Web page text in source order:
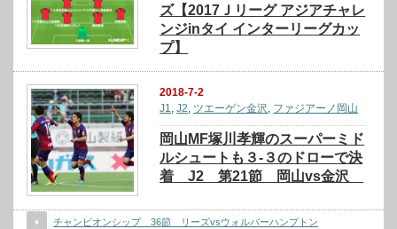
ズ【2017Ｊリーグ アジアチャレ
ンジinタイ インターリーグカッ
プ】
2018-7-2
J1,J2, ツエーゲン金沢, ファジアーノ岡山
岡山MF塚川孝輝のスーパーミド
ルシュートも３-３のドローで決
着 J2 第21節 岡山vs金沢
チャンピオンシップ 36節 リーズvsウォルバーハンプトン